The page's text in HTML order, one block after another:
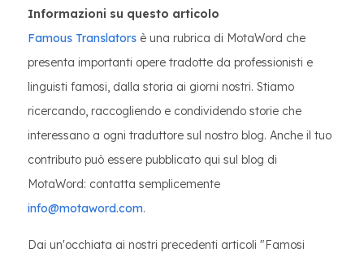
Informazioni su questo articolo
Famous Translators è una rubrica di MotaWord che
presenta importanti opere tradotte da professionisti e
linguisti famosi, dalla storia ai giorni nostri. Stiamo
ricercando, raccogliendo e condividendo storie che
interessano a ogni traduttore sul nostro blog. Anche il tuo
contributo può essere pubblicato qui sul blog di
MotaWord: contatta semplicemente
info@motaword.com.
Dai un'occhiata ai nostri precedenti articoli "Famosi